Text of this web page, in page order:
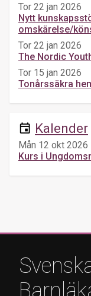
Tor 22 jan 2026
Nytt
omskärelse/
Tor 22 jan 2026
The Nordic
Tor 15 jan 2026
Tonårssäkra
event Kalender
Mån 12 okt
Kurs i